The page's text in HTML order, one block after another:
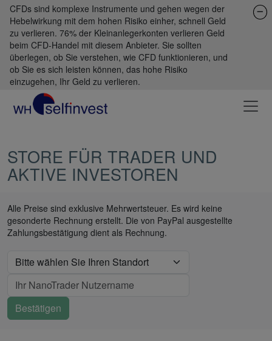
CFDs sind komplexe Instrumente und gehen wegen der
Hebelwirkung mit dem hohen Risiko einher, schnell Geld
zu verlieren. 76% der Kleinanlegerkonten verlieren Geld
beim CFD-Handel mit diesem Anbieter. Sie sollten
überlegen, ob Sie verstehen, wie CFD funktionieren, und
ob Sie es sich leisten können, das hohe Risiko
einzugehen, Ihr Geld zu verlieren.
STORE FÜR TRADER UND
AKTIVE INVESTOREN
Alle Preise sind exklusive Mehrwertsteuer. Es wird keine
gesonderte Rechnung erstellt. Die von PayPal ausgestellte
Zahlungsbestätigung dient als Rechnung.